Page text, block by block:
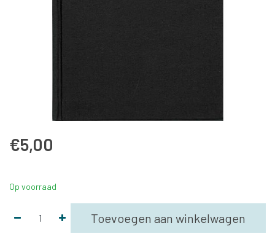
€5,00
Op voorraad
Toevoegen aan winkelwagen